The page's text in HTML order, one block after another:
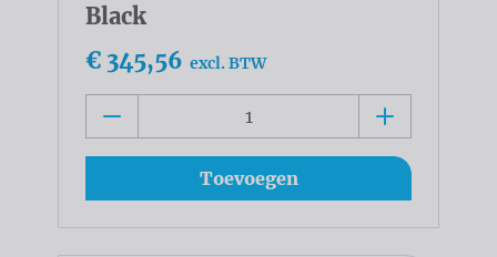
Black
€ 345,56 excl. BTW
Toevoegen